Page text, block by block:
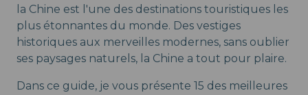
la Chine est l'une des destinations touristiques les
plus étonnantes du monde. Des vestiges
historiques aux merveilles modernes, sans oublier
ses paysages naturels, la Chine a tout pour plaire.
Dans ce guide, je vous présente 15 des meilleures